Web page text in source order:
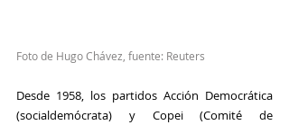
Foto de Hugo Chávez, fuente: Reuters
Desde 1958, los partidos Acción Democrática
(socialdemócrata) y Copei (Comité de